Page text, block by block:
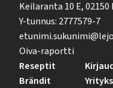
Keilaranta 10 E, 02150
Y-tunnus: 2777579-7
Oiva-raportti
Reseptit
Brändit